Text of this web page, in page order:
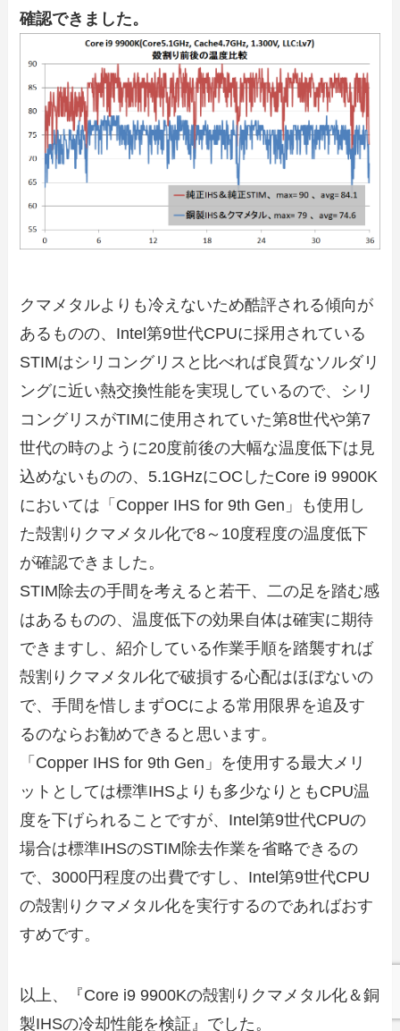
確認できました。
クマメタルよりも冷えないため酷評される傾向が
あるものの、Intel第9世代CPUに採用されている
STIMはシリコングリスと比べれば良質なソルダリ
ングに近い熱交換性能を実現しているので、シリ
コングリスがTIMに使用されていた第8世代や第7
世代の時のように20度前後の大幅な温度低下は見
込めないものの、5.1GHzにOCしたCore i9 9900K
においては「Copper IHS for 9th Gen」も使用し
た殻割りクマメタル化で8～10度程度の温度低下
が確認できました。
STIM除去の手間を考えると若干、二の足を踏む感
はあるものの、温度低下の効果自体は確実に期待
できますし、紹介している作業手順を踏襲すれば
殻割りクマメタル化で破損する心配はほぼないの
で、手間を惜しまずOCによる常用限界を追及す
るのならお勧めできると思います。
「Copper IHS for 9th Gen」を使用する最大メリ
ットとしては標準IHSよりも多少なりともCPU温
度を下げられることですが、Intel第9世代CPUの
場合は標準IHSのSTIM除去作業を省略できるの
で、3000円程度の出費ですし、Intel第9世代CPU
の殻割りクマメタル化を実行するのであればおす
すめです。
以上、『Core i9 9900Kの殻割りクマメタル化＆銅
製IHSの冷却性能を検証』でした。